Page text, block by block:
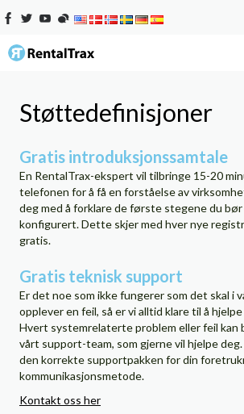
Støttedefinisjoner
Gratis introduksjonssamtale
En RentalTrax-ekspert vil tilbringe 15-20
telefonen for å få en forståelse av
deg med å forklare de første stegene du
konfigurert. Dette skjer med hver nye
gratis.
Gratis teknisk support
Er det noe som ikke fungerer som det skal i
opplever en feil, så er vi alltid klare til å
Hvert systemrelaterte problem eller feil kan
vårt support-team, som gjerne vil hjelpe
den korrekte supportpakken for din
kommunikasjonsmetode.
Kontakt oss her